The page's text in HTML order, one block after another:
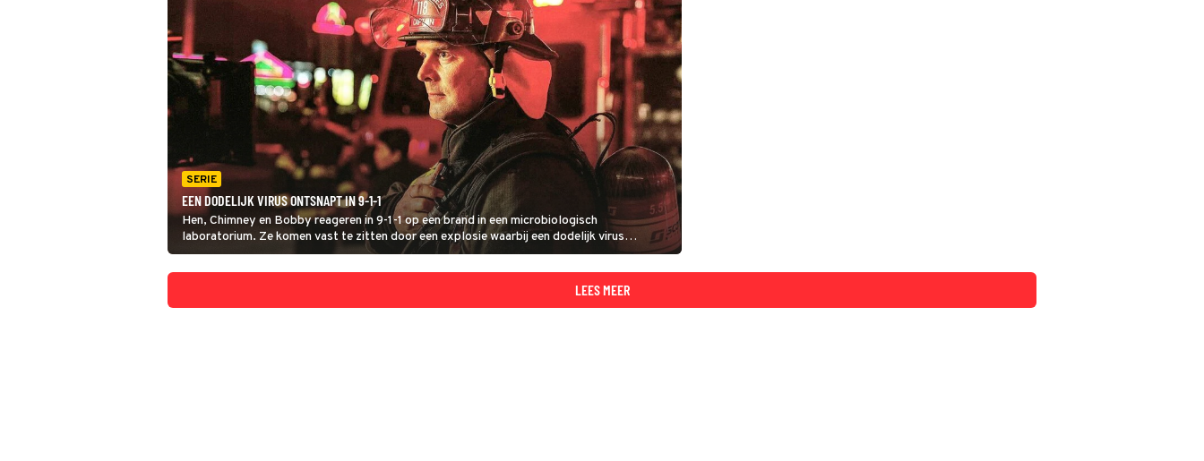
SERIE
EEN DODELIJK VIRUS ONTSNAPT IN 9-1-1
Hen, Chimney en Bobby reageren in 9-1-1 op een brand in een microbiologisch
laboratorium. Ze komen vast te zitten door een explosie waarbij een dodelijk virus
ontsnapt. De brandweerlieden zitten in een levensgevaarlijke situatie.
LEES MEER